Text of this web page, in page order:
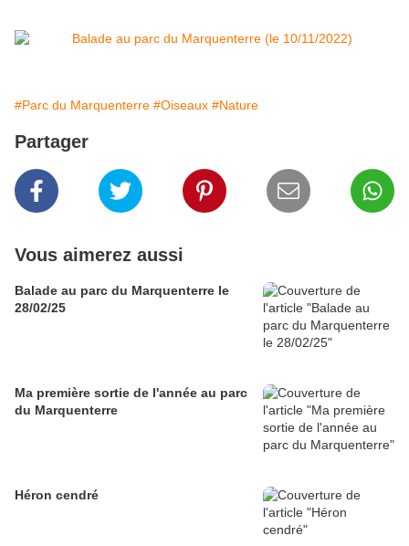
#Parc du Marquenterre #Oiseaux #Nature
Partager
Vous aimerez aussi
Balade au parc du Marquenterre le
28/02/25
Ma première sortie de l'année au parc
du Marquenterre
Héron cendré